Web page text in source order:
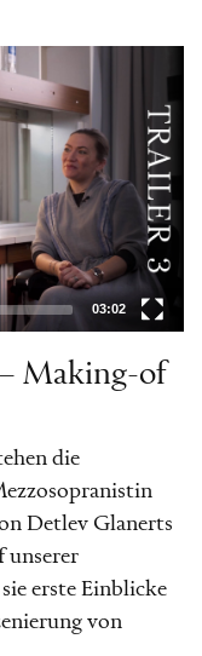
03:02
Making-of
die
Detlev Glanerts
unserer
erste Einblicke
von